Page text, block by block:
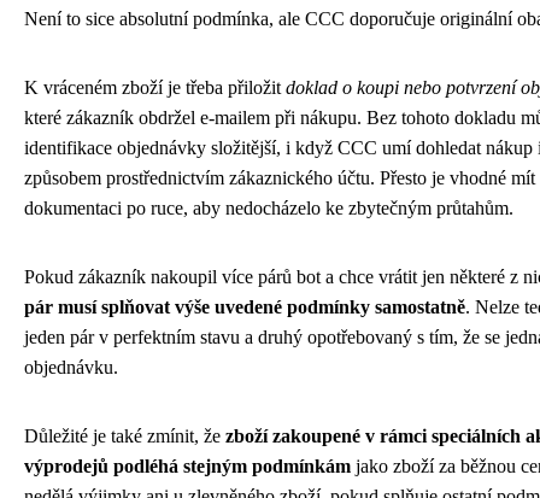
Není to sice absolutní podmínka, ale CCC doporučuje originální
K vráceném zboží je třeba přiložit doklad o koupi nebo potvrzení
které zákazník obdržel e-mailem při nákupu. Bez tohoto dokladu
identifikace objednávky složitější, i když CCC umí dohledat nákup
způsobem prostřednictvím zákaznického účtu. Přesto je vhodné mít
dokumentaci po ruce, aby nedocházelo ke zbytečným průtahům.
Pokud zákazník nakoupil více párů bot a chce vrátit jen některé z
pár musí splňovat výše uvedené podmínky samostatně. Nelze
jeden pár v perfektním stavu a druhý opotřebovaný s tím, že se
objednávku.
Důležité je také zmínit, že zboží zakoupené v rámci speciálních
výprodejů podléhá stejným podmínkám jako zboží za běžnou